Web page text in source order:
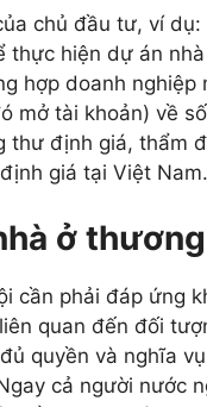
chủ đầu tư, ví
thực hiện dự án
hợp doanh nghiệp
mở tài khoản) về
thư định giá, thẩm
giá tại Việt Nam.
ở
cần phải đáp ứng
quan đến đối
quyền và nghĩa
cả người nước